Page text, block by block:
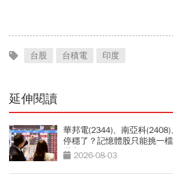
台股 台積電 印度
延伸閱讀
華邦電(2344)、南亞科
停穩了？記憶體股只能挑一
選它2026-08-03